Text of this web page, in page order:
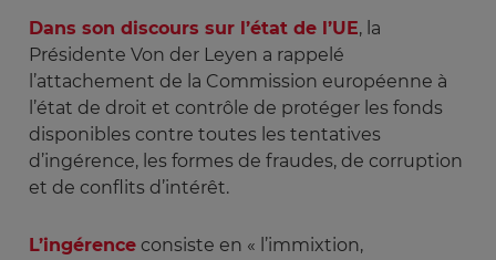
Dans son discours sur l’état de l’UE, la
Présidente Von der Leyen a rappelé
l’attachement de la Commission européenne à
l’état de droit et contrôle de protéger les fonds
disponibles contre toutes les tentatives
d’ingérence, les formes de fraudes, de corruption
et de conflits d’intérêt.
L’ingérence consiste en « l’immixtion,